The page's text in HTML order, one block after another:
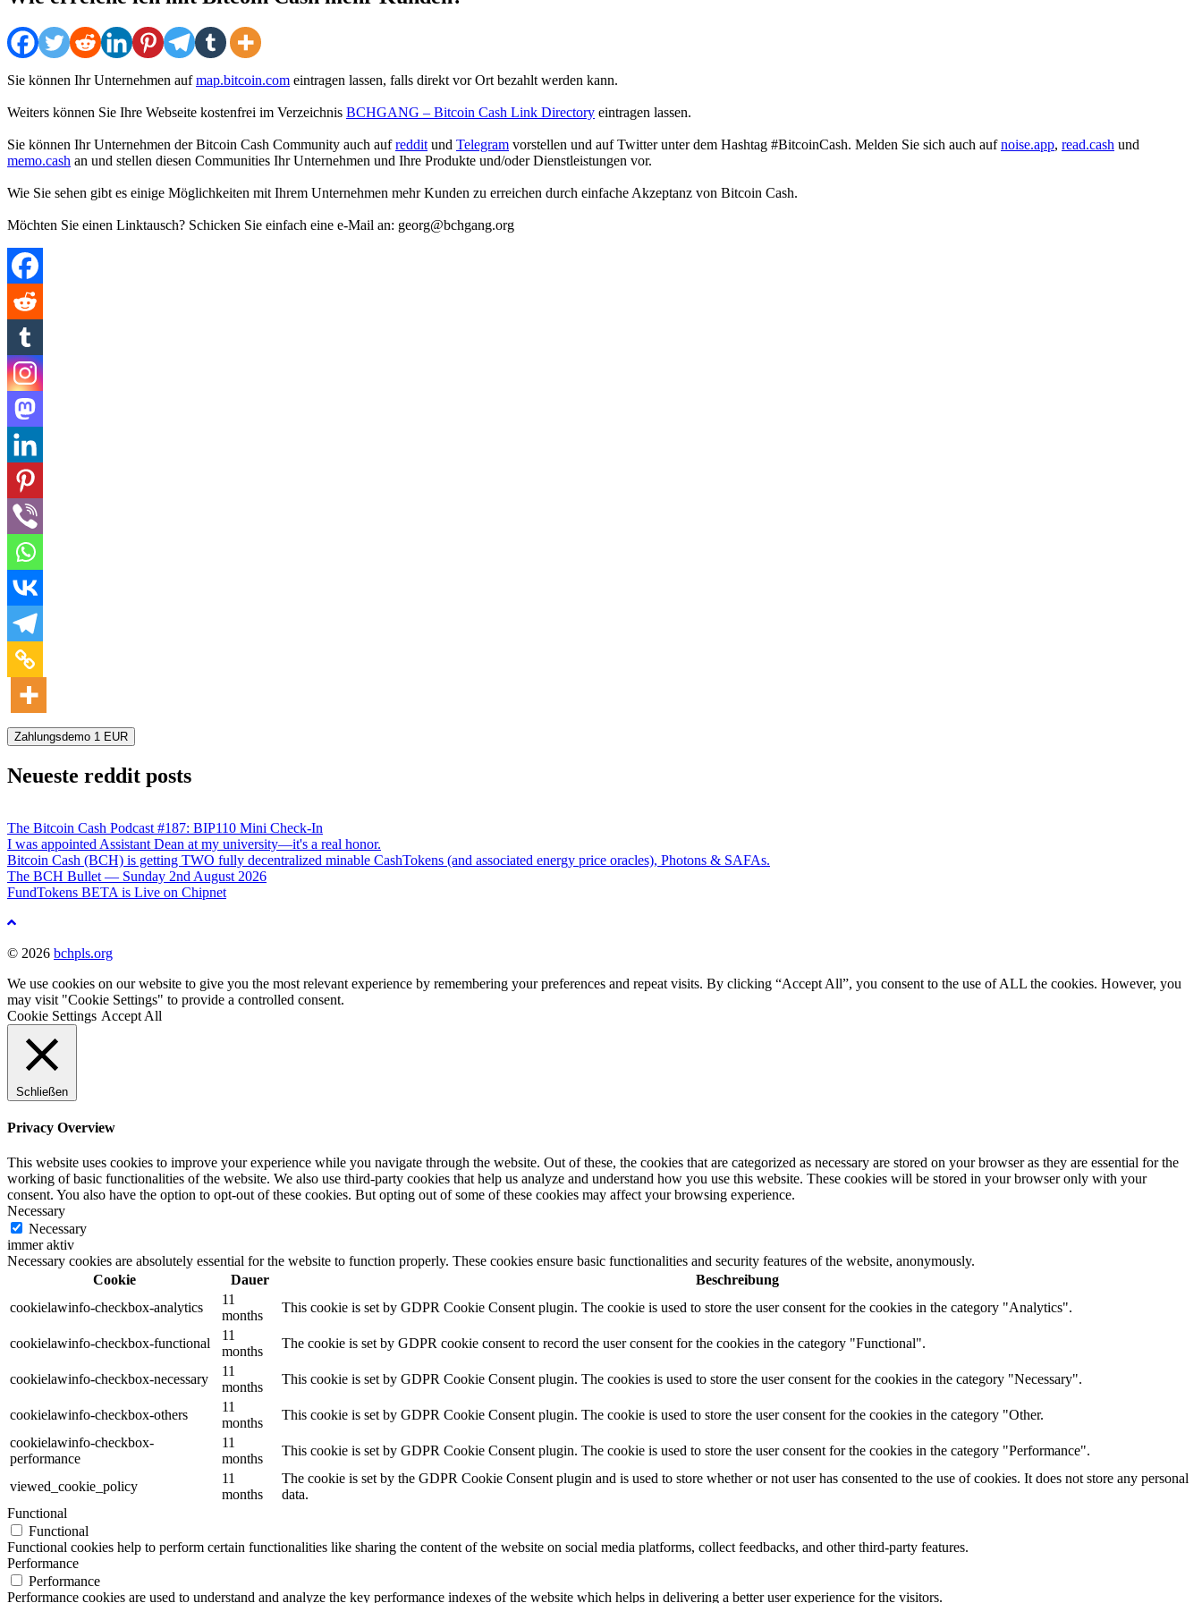
Sie können Ihr Unternehmen aufmap.bitcoin.com eintragen lassen, falls direkt vor Ort bezahlt werden kann.
Weiters können Sie Ihre Webseite kostenfrei im Verzeichnis BCHGANG – Bitcoin Cash Link Directory eintragen lassen.
Sie können Ihr Unternehmen der Bitcoin Cash Community auch aufreddit und Telegram vorstellen und auf Twitter unter dem Hashtag #BitcoinCash. Melden Sie sich auch aufnoise.app, read.cash und
memo.cash an und stellen diesen Communities Ihr Unternehmen und Ihre Produkte und/oder Dienstleistungen vor.
Wie Sie sehen gibt es einige Möglichkeiten mit Ihrem Unternehmen mehr Kunden zu erreichen durch einfache Akzeptanz von Bitcoin Cash.
Möchten Sie einen Linktausch? Schicken Sie einfach eine e-Mail an: georg@bchgang.org
Zahlungsdemo 1 EUR
Neueste reddit posts
The Bitcoin Cash Podcast #187: BIP110 Mini Check-In
I was appointed Assistant Dean at my university—it's a real honor.
Bitcoin Cash (BCH) is getting TWO fully decentralized minable CashTokens (and associated energy price oracles), Photons & SAFAs.
The BCH Bullet — Sunday 2nd August 2026
FundTokens BETA is Live on Chipnet
Nach
© 2026 bchpls.org
We use cookies on our website to give you the most relevant experience by remembering your preferences and repeat visits. By clicking “Accept All”, you consent to the use of ALL the cookies. However, you
may visit "Cookie Settings" to provide a controlled consent.
Cookie Settings Accept All
Schließen
Privacy Overview
This website uses cookies to improve your experience while you navigate through the website. Out of these, the cookies that are categorized as necessary are stored on your browser as they are essential for the
working of basic functionalities of the website. We also use third-party cookies that help us analyze and understand how you use this website. These cookies will be stored in your browser only with your
consent. You also have the option to opt-out of these cookies. But opting out of some of these cookies may affect your browsing experience.
Necessary
Necessary
immer aktiv
Necessary cookies are absolutely essential for the website to function properly. These cookies ensure basic functionalities and security features of the website, anonymously.
Cookie
Dauer
Beschreibung
cookielawinfo-checkbox-analytics
11
months
This cookie is set by GDPR Cookie Consent plugin. The cookie is used to store the user consent for the cookies in the category "Analytics".
cookielawinfo-checkbox-functional
11
months
The cookie is set by GDPR cookie consent to record the user consent for the cookies in the category "Functional".
cookielawinfo-checkbox-necessary
11
months
This cookie is set by GDPR Cookie Consent plugin. The cookies is used to store the user consent for the cookies in the category "Necessary".
cookielawinfo-checkbox-others
11
months
This cookie is set by GDPR Cookie Consent plugin. The cookie is used to store the user consent for the cookies in the category "Other.
cookielawinfo-checkbox-
performance
11
months
This cookie is set by GDPR Cookie Consent plugin. The cookie is used to store the user consent for the cookies in the category "Performance".
viewed_cookie_policy
11
months
The cookie is set by the GDPR Cookie Consent plugin and is used to store whether or not user has consented to the use of cookies. It does not store any personal
data.
Functional
Functional
Functional cookies help to perform certain functionalities like sharing the content of the website on social media platforms, collect feedbacks, and other third-party features.
Performance
Performance
Performance cookies are used to understand and analyze the key performance indexes of the website which helps in delivering a better user experience for the visitors.